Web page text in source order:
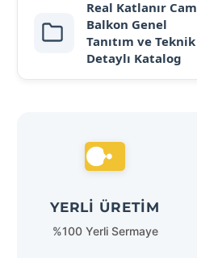
Real Katlanır Cam
Balkon Genel
Tanıtım ve Teknik
Detaylı Katalog
YERLI ÜRETIM
%100 Yerli Sermaye